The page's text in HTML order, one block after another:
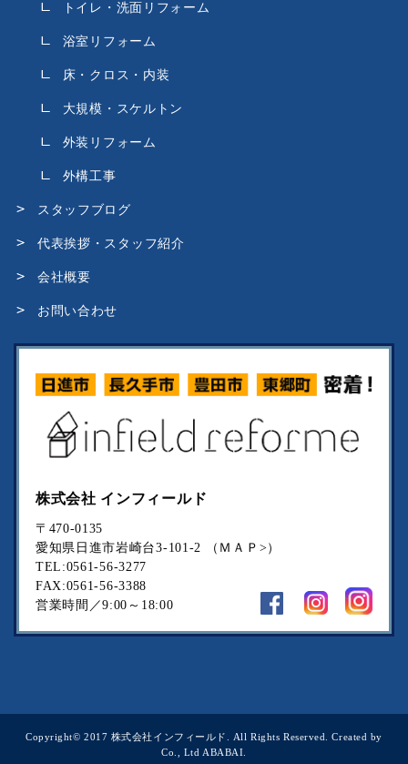
トイレ・洗面リフォーム
浴室リフォーム
床・クロス・内装
大規模・スケルトン
外装リフォーム
外構工事
スタッフブログ
代表挨拶・スタッフ紹介
会社概要
お問い合わせ
株式会社 インフィールド
〒470-0135
愛知県日進市岩崎台3-101-2
（ ＭＡＰ>）
TEL:0561-56-3277
FAX:0561-56-3388
営業時間／9:00～18:00
Copyright© 2017 株式会社インフィールド. All Rights Reserved. Created by
Co., LtdABABAI.